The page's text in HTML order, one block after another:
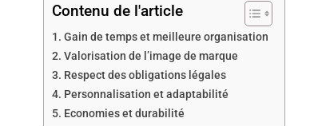
Contenu de l'article
Gain de temps et meilleure organisation
Valorisation de l’image de marque
Respect des obligations légales
Personnalisation et adaptabilité
Economies et durabilité